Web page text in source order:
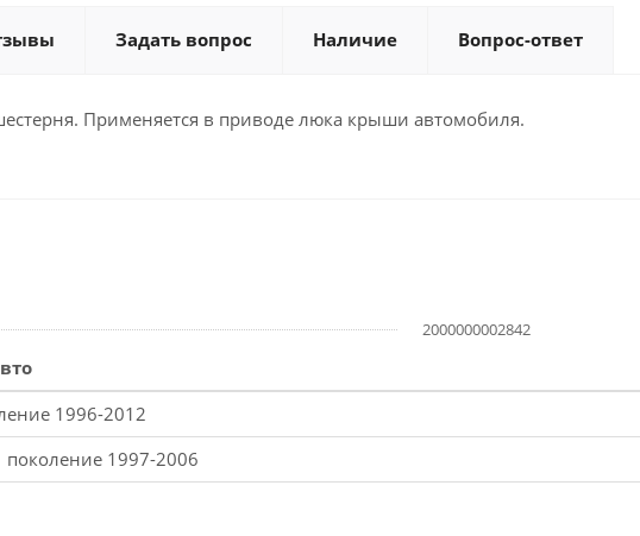
Задать вопрос Наличие Вопрос-ответ
Применяется в приводе люка крыши автомобиля.
2000000002842
1996-2012
поколение 1997-2006